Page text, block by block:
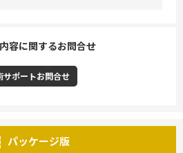
容に関するお問合せ
サポートお問合せ
パッケージ版